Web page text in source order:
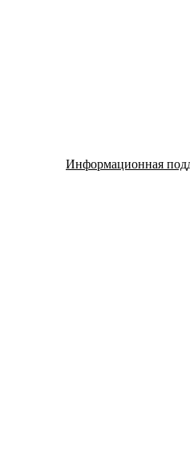
Информационная